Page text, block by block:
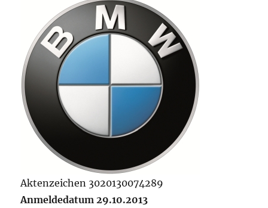
Aktenzeichen 3020130074289
Anmeldedatum 29.10.2013